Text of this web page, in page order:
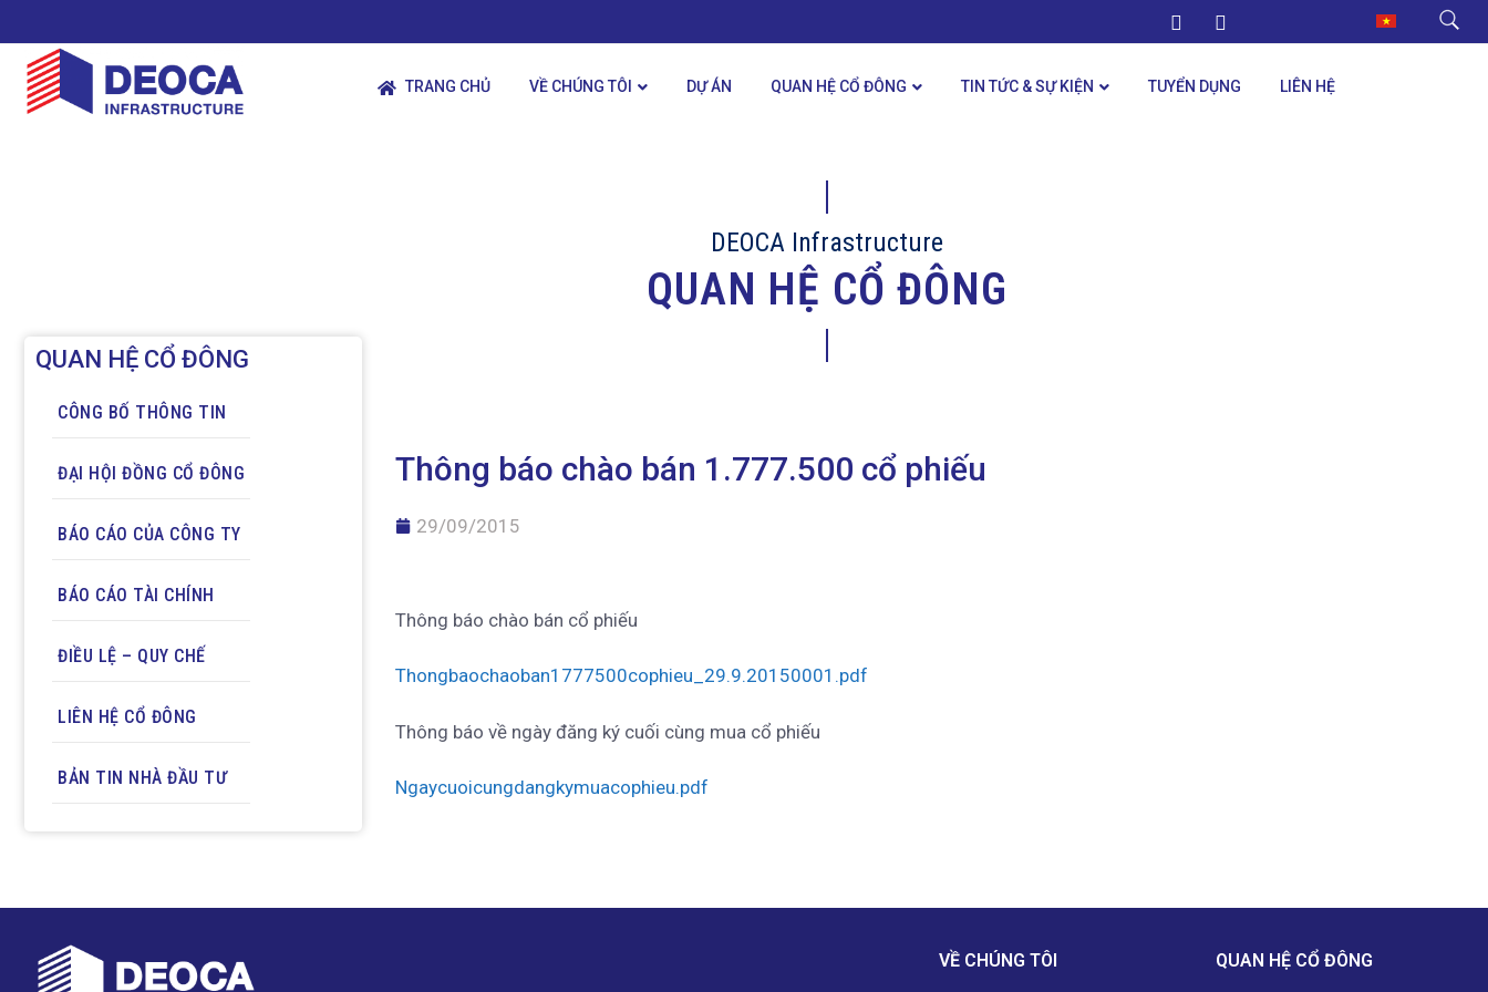
TRANG CHỦ VỀ CHÚNG TÔI DỰ ÁN QUAN HỆ CỔ ĐÔNG TIN TỨC & SỰ KIỆN TUYỂN DỤNG LIÊN HỆ
DEOCA Infrastructure
QUAN HỆ CỔ ĐÔNG
QUAN HỆ CỔ ĐÔNG
CÔNG BỐ THÔNG TIN
ĐẠI HỘI ĐỒNG CỔ ĐÔNG
BÁO CÁO CỦA CÔNG TY
BÁO CÁO TÀI CHÍNH
ĐIỀU LỆ – QUY CHẾ
LIÊN HỆ CỔ ĐÔNG
BẢN TIN NHÀ ĐẦU TƯ
Thông báo chào bán 1.777.500 cổ phiếu
29/09/2015
Thông báo chào bán cổ phiếu
Thongbaochaoban1777500cophieu_29.9.20150001.pdf
Thông báo về ngày đăng ký cuối cùng mua cổ phiếu
Ngaycuoicungdangkymuacophieu.pdf
VỀ CHÚNG TÔI QUAN HỆ CỔ ĐÔNG